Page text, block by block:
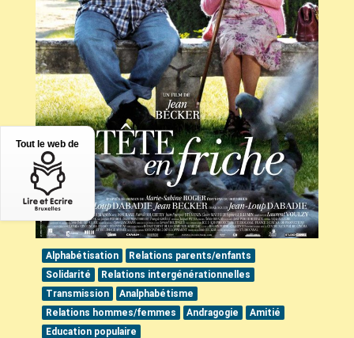
Alphabétisation
Relations parents/enfants
Solidarité
Relations intergénérationnelles
Transmission
Analphabétisme
Relations hommes/femmes
Andragogie
Amitié
Education populaire
Tout le web de